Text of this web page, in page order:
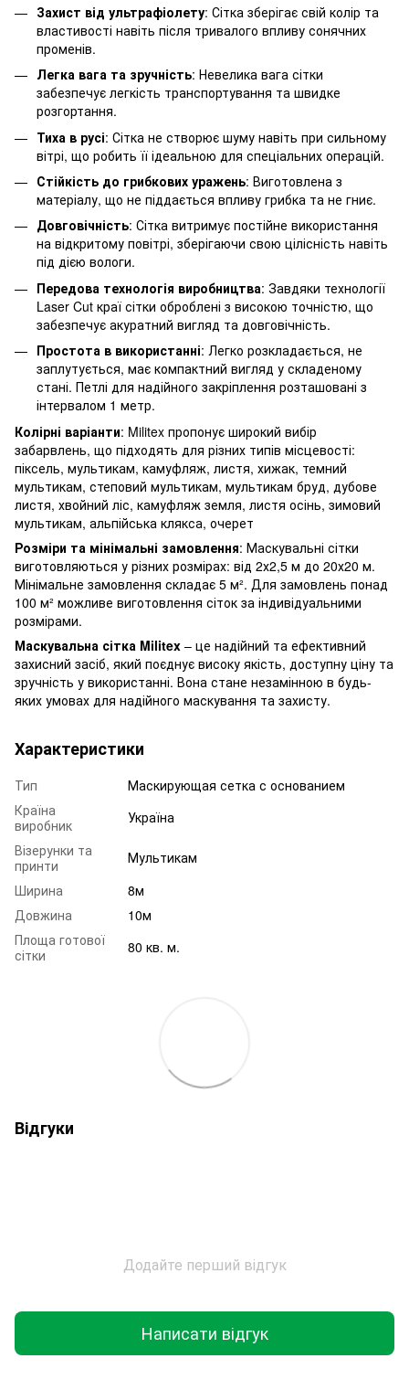
Захист від ультрафіолету: Сітка зберігає свій колір та
властивості навіть після тривалого впливу сонячних
променів.
Легка вага та зручність: Невелика вага сітки
забезпечує легкість транспортування та швидке
розгортання.
Тиха в русі: Сітка не створює шуму навіть при сильному
вітрі, що робить її ідеальною для спеціальних операцій.
Стійкість до грибкових уражень: Виготовлена з
матеріалу, що не піддається впливу грибка та не гниє.
Довговічність: Сітка витримує постійне використання
на відкритому повітрі, зберігаючи свою цілісність навіть
під дією вологи.
Передова технологія виробництва: Завдяки технології
Laser Cut краї сітки оброблені з високою точністю, що
забезпечує акуратний вигляд та довговічність.
Простота в використанні: Легко розкладається, не
заплутується, має компактний вигляд у складеному
стані. Петлі для надійного закріплення розташовані з
інтервалом 1 метр.
Колірні варіанти: Militex пропонує широкий вибір
забарвлень, що підходять для різних типів місцевості:
піксель, мультикам, камуфляж, листя, хижак, темний
мультикам, степовий мультикам, мультикам бруд, дубове
листя, хвойний ліс, камуфляж земля, листя осінь, зимовий
мультикам, альпійська клякса, очерет
Розміри та мінімальні замовлення: Маскувальні сітки
виготовляються у різних розмірах: від 2х2,5 м до 20х20 м.
Мінімальне замовлення складає 5 м². Для замовлень понад
100 м² можливе виготовлення сіток за індивідуальними
розмірами.
Маскувальна сітка Militex – це надійний та ефективний
захисний засіб, який поєднує високу якість, доступну ціну та
зручність у використанні. Вона стане незамінною в будь-
яких умовах для надійного маскування та захисту.
Характеристики
Тип
Маскирующая сетка с основанием
Країна
виробник
Україна
Візерунки та
принти
Мультикам
Ширина
8м
Довжина
10м
Площа готової
сітки
80 кв. м.
Відгуки
Додайте перший відгук
Написати відгук